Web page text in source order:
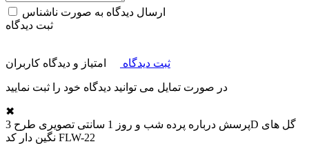
ارسال دیدگاه به صورت ناشناس
ثبت دیدگاه
ثبت دیدگاه امتیاز و دیدگاه کاربران
در صورت تمایل می توانید دیدگاه خود را ثبت نمایید
✖
پرسش درباره
پرده شب و روز 1 سانتی تصویری طرح 3D گل های
نگین دار کد FLW-22